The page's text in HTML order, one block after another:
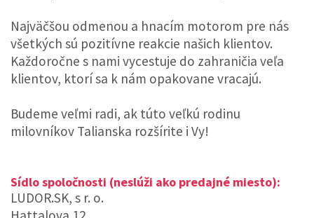
Najväčšou odmenou a hnacím motorom pre nás
všetkých sú pozitívne reakcie našich klientov.
Každoročne s nami vycestuje do zahraničia veľa
klientov, ktorí sa k nám opakovane vracajú.
Budeme veľmi radi, ak túto veľkú rodinu
milovníkov Talianska rozšírite i Vy!
Sídlo spoločnosti (neslúži ako predajné miesto):
LUDOR.SK, s r. o.